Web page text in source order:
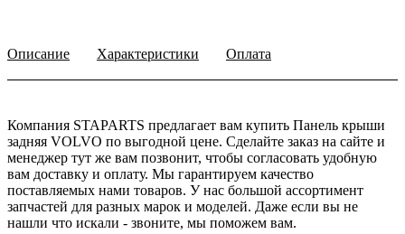
Описание Характеристики Оплата
Компания STAPARTS предлагает вам купить Панель крыши
задняя VOLVO по выгодной цене. Сделайте заказ на сайте и
менеджер тут же вам позвонит, чтобы согласовать удобную
вам доставку и оплату. Мы гарантируем качество
поставляемых нами товаров. У нас большой ассортимент
запчастей для разных марок и моделей. Даже если вы не
нашли что искали - звоните, мы поможем вам.